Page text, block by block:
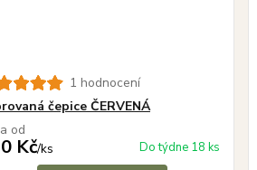
1 hodnocení
čepice ČERVENÁ
od
Kč/ks Do týdne 18 ks